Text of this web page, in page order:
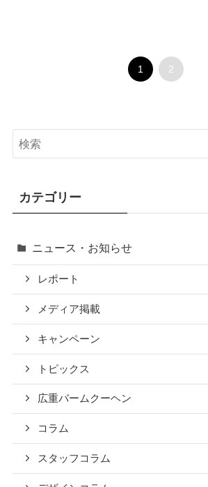
1 2
カテゴリー
ニュース・お知らせ
レポート
メディア掲載
キャンペーン
トピックス
広重バームクーヘン
コラム
スタッフコラム